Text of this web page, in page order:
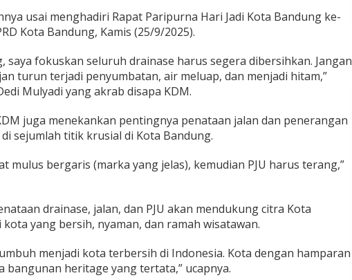
usai menghadiri Rapat Paripurna Hari Jadi Kota Bandung ke-
Kota Bandung, Kamis (25/9/2025).
saya fokuskan seluruh drainase harus segera dibersihkan. Jangan
turun terjadi penyumbatan, air meluap, dan menjadi hitam,”
Mulyadi yang akrab disapa KDM.
juga menekankan pentingnya penataan jalan dan penerangan
di sejumlah titik krusial di Kota Bandung.
mulus bergaris (marka yang jelas), kemudian PJU harus terang,”
drainase, jalan, dan PJU akan mendukung citra Kota
yang bersih, nyaman, dan ramah wisatawan.
menjadi kota terbersih di Indonesia. Kota dengan hamparan
bangunan heritage yang tertata,” ucapnya.